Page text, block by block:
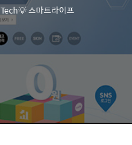
Tech💡 스마트라이프